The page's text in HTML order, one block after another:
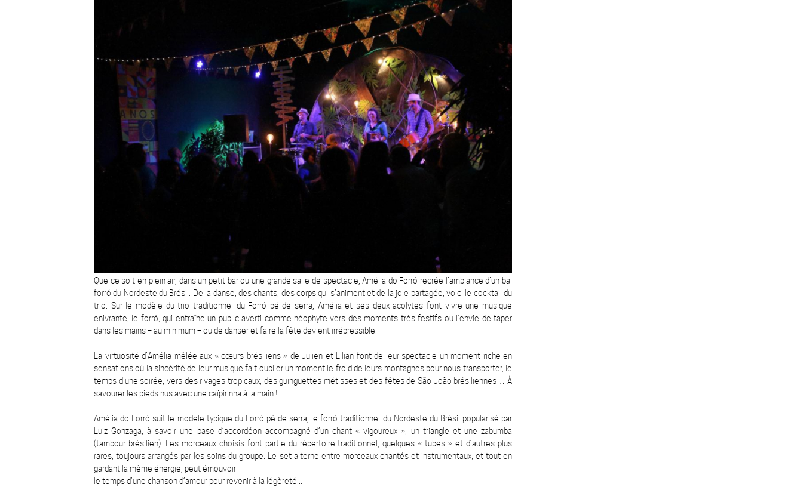
Que ce soit en plein air, dans un petit bar ou une grande salle de spectacle, Amélia do Forró recrée l’ambiance d’un bal
forró du Nordeste du Brésil. De la danse, des chants, des corps qui s’animent et de la joie partagée, voici le cocktail du
trio. Sur le modèle du trio traditionnel du Forró pé de serra, Amélia et ses deux acolytes font vivre une musique
enivrante, le forró, qui entraîne un public averti comme néophyte vers des moments très festifs ou l’envie de taper
dans les mains – au minimum – ou de danser et faire la fête devient irrépressible.
La virtuosité d’Amélia mêlée aux « cœurs brésiliens » de Julien et Lilian font de leur spectacle un moment riche en
sensations où la sincérité de leur musique fait oublier un moment le froid de leurs montagnes pour nous transporter, le
temps d’une soirée, vers des rivages tropicaux, des guinguettes métisses et des fêtes de São João brésiliennes… À
savourer les pieds nus avec une caïpirinha à la main !
Amélia do Forró suit le modèle typique du Forró pé de serra, le forró traditionnel du Nordeste du Brésil popularisé par
Luiz Gonzaga, à savoir une base d’accordéon accompagné d’un chant « vigoureux », un triangle et une zabumba
(tambour brésilien). Les morceaux choisis font partie du répertoire traditionnel, quelques « tubes » et d’autres plus
rares, toujours arrangés par les soins du groupe. Le set alterne entre morceaux chantés et instrumentaux, et tout en
gardant la même énergie, peut émouvoir
le temps d’une chanson d’amour pour revenir à la légèreté...